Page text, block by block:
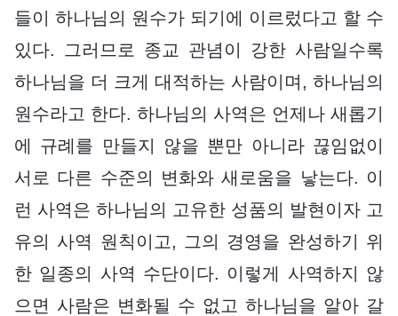
들이 하나님의 원수가 되기에 이르렀다고 할 수
있다. 그러므로 종교 관념이 강한 사람일수록
하나님을 더 크게 대적하는 사람이며, 하나님의
원수라고 한다. 하나님의 사역은 언제나 새롭기
에 규례를 만들지 않을 뿐만 아니라 끊임없이
서로 다른 수준의 변화와 새로움을 낳는다. 이
런 사역은 하나님의 고유한 성품의 발현이자 고
유의 사역 원칙이고, 그의 경영을 완성하기 위
한 일종의 사역 수단이다. 이렇게 사역하지 않
으면 사람은 변화될 수 없고 하나님을 알아 갈